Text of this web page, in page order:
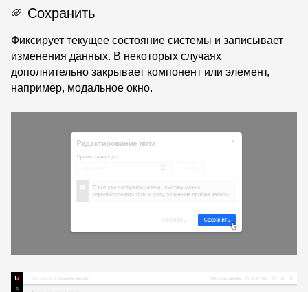
Сохранить
Фиксирует текущее состояние системы и записывает
изменения данных. В некоторых случаях
дополнительно закрывает компонент или элемент,
например, модальное окно.